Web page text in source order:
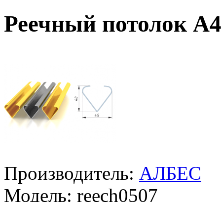
Реечный потолок
Производитель: АЛБЕС
Модель: reech0507